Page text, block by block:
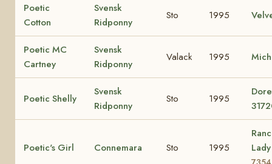
Poetic
Cotton
Svensk
Ridponny
Sto 1995
Poetic MC
Cartney
Svensk
Ridponny
Valack 1995
Poetic Shelly
Svensk
Ridponny
Sto 1995
Poetic's Girl Connemara Sto 1995